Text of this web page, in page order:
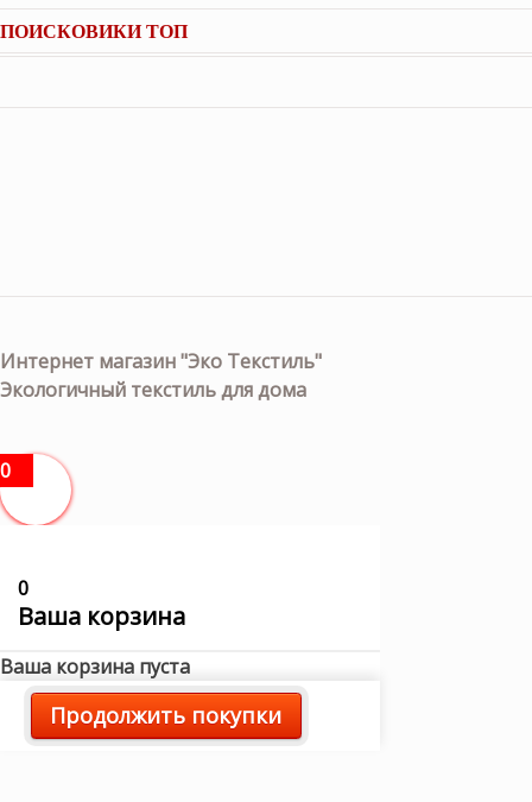
ПОИСКОВИКИ ТОП
Интернет магазин "Эко Текстиль"
Экологичный текстиль для дома
0
0
Ваша корзина
Ваша корзина пуста
Продолжить покупки